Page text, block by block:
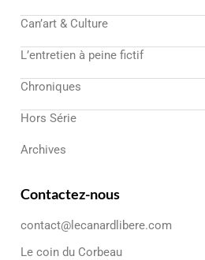
Can’art & Culture
L’entretien à peine fictif
Chroniques
Hors Série
Archives
Contactez-nous
contact@lecanardlibere.com
Le coin du Corbeau